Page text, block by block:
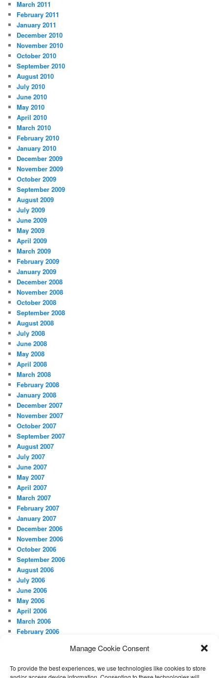
Manage Cookie Consent
To provide the best experiences, we use technologies like cookies to store
March 2011
February 2011
January 2011
December 2010
November 2010
October 2010
September 2010
August 2010
July 2010
June 2010
May 2010
April 2010
March 2010
February 2010
January 2010
December 2009
November 2009
October 2009
September 2009
August 2009
July 2009
June 2009
May 2009
April 2009
March 2009
February 2009
January 2009
December 2008
November 2008
October 2008
September 2008
August 2008
July 2008
June 2008
May 2008
April 2008
March 2008
February 2008
January 2008
December 2007
November 2007
October 2007
September 2007
August 2007
July 2007
June 2007
May 2007
April 2007
March 2007
February 2007
January 2007
December 2006
November 2006
October 2006
September 2006
August 2006
July 2006
June 2006
May 2006
April 2006
March 2006
February 2006
August 2005